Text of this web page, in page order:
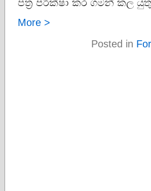
More >
Posted in